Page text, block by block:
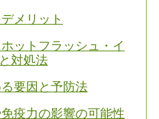
メリット
ットフラッシュ・イ
対処法
要因と予防法
疫力の影響の可能性